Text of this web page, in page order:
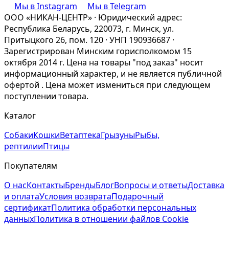
Мы в Instagram
Мы в Telegram
ООО «НИКАН-ЦЕНТР» · Юридический адрес:
Республика Беларусь, 220073, г. Минск, ул.
Притыцкого 26, пом. 120 · УНП 190936687 ·
Зарегистрирован Минским горисполкомом 15
октября 2014 г. Цена на товары "под заказ" носит
информационный характер, и не является публичной
офертой . Цена может измениться при следующем
поступлении товара.
Каталог
СобакиКошкиВетаптекаГрызуныРыбы,
рептилииПтицы
Покупателям
О насКонтактыБрендыБлогВопросы и ответыДоставка
и оплатаУсловия возвратаПодарочный
сертификатПолитика обработки персональных
данныхПолитика в отношении файлов Cookie